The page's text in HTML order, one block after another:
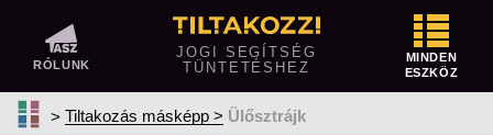
Tüntetés előtt
Megtiltotta vagy korlátozta a rendőrség
RÓLUNK
JOGI SEGÍTSÉG
TÜNTETÉSHEZ
MINDEN
ESZKÖZ
Tiltakozás másképp Ülősztrájk